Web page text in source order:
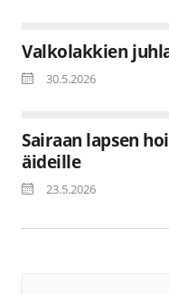
Valkolakkien
30.5.2026
Sairaan lapsen
äideille
23.5.2026